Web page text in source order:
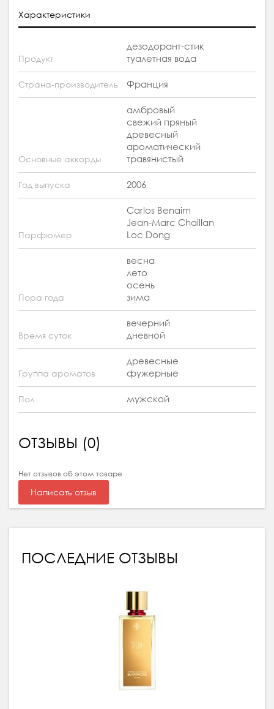
Характеристики
Продукт
дезодорант-стик
туалетная вода
Страна-производитель Франция
Основные аккорды
амбровый
свежий пряный
древесный
ароматический
травянистый
Год выпуска 2006
Парфюмер
Carlos Benaim
Jean-Marc Chaillan
Loc Dong
Пора года
весна
лето
осень
зима
Время суток
вечерний
дневной
Группа ароматов
древесные
фужерные
Пол мужской
ОТЗЫВЫ (0)
Нет отзывов об этом товаре.
Написать отзыв
ПОСЛЕДНИЕ ОТЗЫВЫ